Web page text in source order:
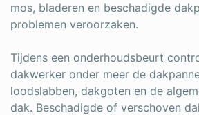
mos, bladeren en beschadigde
problemen veroorzaken.
Tijdens een onderhoudsbeurt
dakwerker onder meer de
loodslabben, dakgoten en de
dak. Beschadigde of verschoven